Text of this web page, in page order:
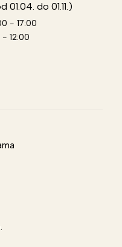
do 01.11.)
- 17:00
12:00